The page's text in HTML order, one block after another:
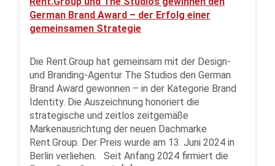
German Brand Award – der Erfolg einer
gemeinsamen Strategie
Die Rent.Group hat gemeinsam mit der Design-
und Branding-Agentur The Studios den German
Brand Award gewonnen – in der Kategorie Brand
Identity. Die Auszeichnung honoriert die
strategische und zeitlos zeitgemäße
Markenausrichtung der neuen Dachmarke
Rent.Group. Der Preis wurde am 13. Juni 2024 in
Berlin verliehen. Seit Anfang 2024 firmiert die